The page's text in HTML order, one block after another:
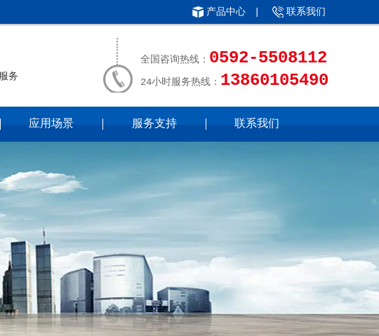
产品中心 联系我们
务
全国咨询热线： 0592-5508112
24小时服务热线： 13860105490
应用场景 服务支持 联系我们